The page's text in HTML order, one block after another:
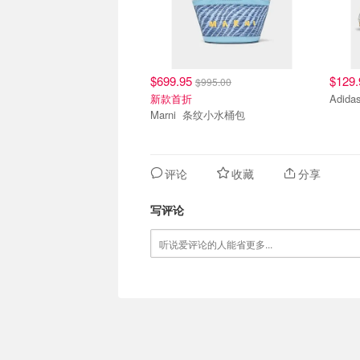
$699.95 $995.00
新款首折
Marni 条纹小水桶包
评论 收藏 分享
写评论